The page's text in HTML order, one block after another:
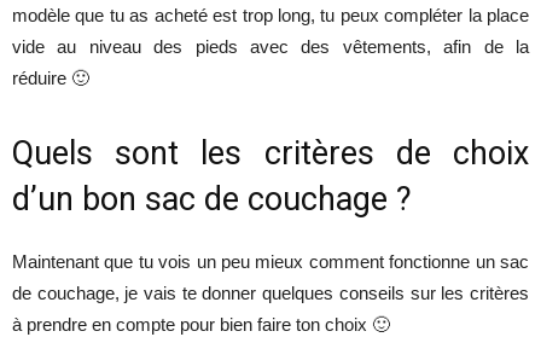
modèle que tu as acheté est trop long, tu peux compléter la place
vide au niveau des pieds avec des vêtements, afin de la
réduire 🙂
Quels sont les critères de choix
d’un bon sac de couchage ?
Maintenant que tu vois un peu mieux comment fonctionne un sac
de couchage, je vais te donner quelques conseils sur les critères
à prendre en compte pour bien faire ton choix 🙂